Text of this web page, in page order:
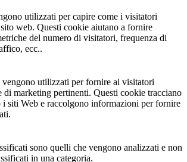
utilizzati per capire come i visitatori
web. Questi cookie aiutano a fornire
del numero di visitatori, frequenza di
ecc..
utilizzati per fornire ai visitatori
di marketing pertinenti. Questi cookie tracciano
i siti Web e raccolgono informazioni per fornire
sono quelli che vengono analizzati e non
in una categoria.